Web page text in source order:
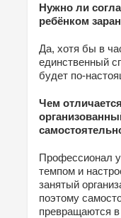
Нужно ли
ребёнком
Да, хотя бы в
единственный
будет по-
Чем
Профессионал
темпом и
занятый
поэтому
превращаются в